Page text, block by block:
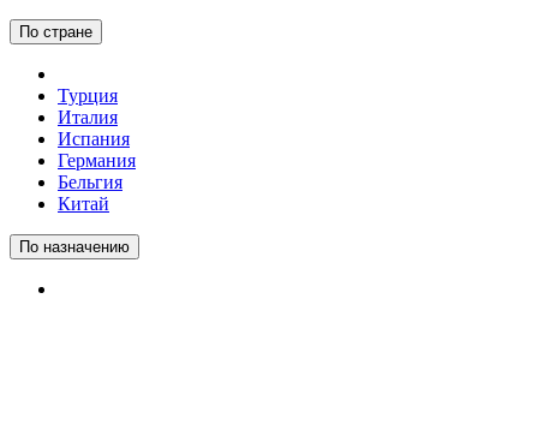
По стране
Турция
Италия
Испания
Германия
Бельгия
Китай
По назначению